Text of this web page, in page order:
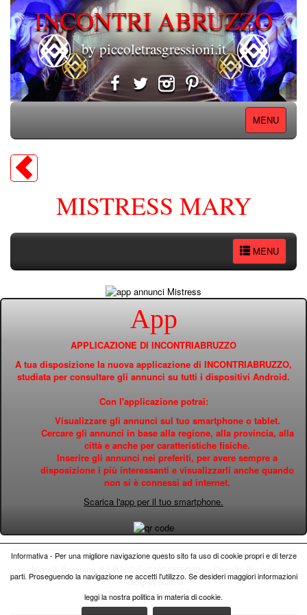
INCONTRI ABRUZZO
by piccoletrasgressioni.it
MENU
MISTRESS MARY
MENU
App
APPLICAZIONE DI INCONTRIABRUZZO
A tua disposizione la nuova applicazione di INCONTRIABRUZZO,
studiata per consultare gli annunci su tutti i dispositivi Android.
Con l'applicazione potrai:
Visualizzare gli annunci sul tuo smartphone o tablet.
Cercare gli annunci in base alla regione, alla provincia, alla
città e anche per caratteristiche fisiche.
Inserire gli annunci nei preferiti, per avere sempre a
disposizione i più interessanti e visualizzarli anche quando
non si è connessi ad internet.
Scarica l'app per il tuo smartphone.
Trasgressioni ®
Privacy|Cookie Policy
Informativa - Per una migliore navigazione questo sito fa uso di cookie propri e di terze
parti. Proseguendo la navigazione ne accetti l'utilizzo. Se desideri maggiori informazioni
leggi la nostra politica in materia di cookie.